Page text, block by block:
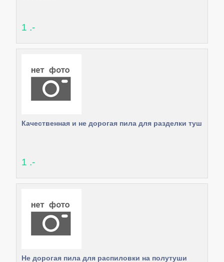
1 .-
Качественная и не дорогая пила для разделки туш
1 .-
Не дорогая пила для распиловки на полутуши